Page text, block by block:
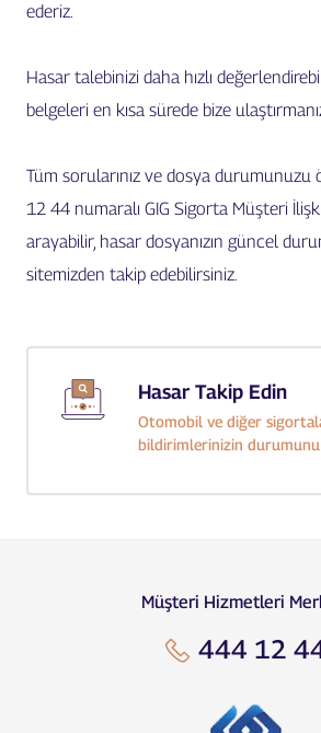
ederiz.
Hasar talebinizi daha hızlı
belgeleri en kısa sürede bize
Tüm sorularınız ve dosya
12 44 numaralı GIG Sigorta Müşteri
arayabilir, hasar dosyanızın güncel
sitemizden takip edebilirsiniz.
Hasar Takip Edin
Otomobil ve diğer
bildirimlerinizin
Müşteri Hizmetleri
444 12